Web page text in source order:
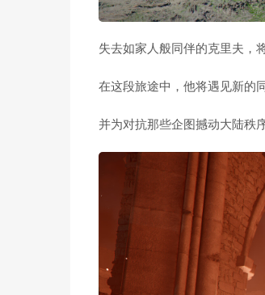
失去如家人般同伴的克里夫，
在这段旅途中，他将遇见新的
并为对抗那些企图撼动大陆秩